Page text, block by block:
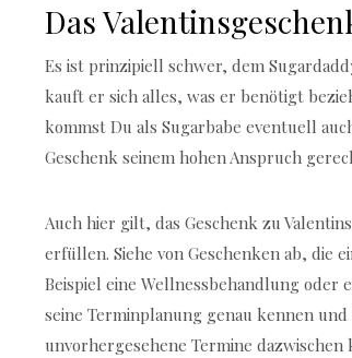
Das
Es ist prinzipiell schwer, dem
kauft er sich alles, was er benötigt
kommst Du als Sugarbabe eventuell
Geschenk seinem hohen Anspruch
Auch hier gilt, das Geschenk zu
erfüllen. Siehe von Geschenken ab, die
Beispiel eine Wellnessbehandlung oder
seine Terminplanung genau kennen
unvorhergesehene Termine